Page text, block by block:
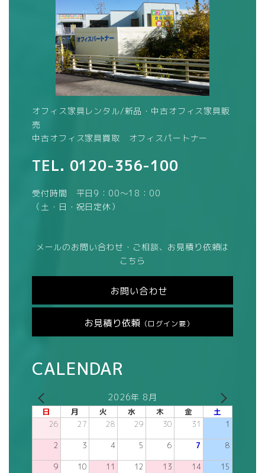
オフィス家具レンタル/新品・中古オフィス家具販
売
中古オフィス家具買取 オフィスパートナー
TEL. 0120-356-100
受付時間 平日9：00～18：00
（土・日・祝日定休）
メールのお問い合わせ・ご相談、お見積り依頼は
こちら
お問い合わせ
お見積り依頼 （ログイン要）
CALENDAR
2026年 8月
日 月 火 水 木 金 土
26 27 28 29 30 31 1
2 3 4 5 6 7 8
9 10 11 12 13 14 15